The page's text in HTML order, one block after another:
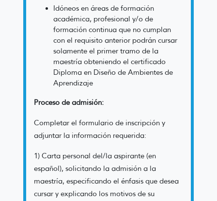
Idóneos en áreas de formación
académica, profesional y/o de
formación continua que no cumplan
con el requisito anterior podrán cursar
solamente el primer tramo de la
maestría obteniendo el certificado
Diploma en Diseño de Ambientes de
Aprendizaje
Proceso de admisión:
Completar el formulario de inscripción y
adjuntar la información requerida:
1) Carta personal del/la aspirante (en
español), solicitando la admisión a la
maestría, especificando el énfasis que desea
cursar y explicando los motivos de su